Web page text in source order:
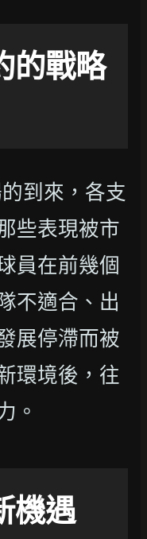
的戰略
到來，各支
些表現被市
員在前幾個
不適合、出
展停滯而被
環境後，往
。
機遇